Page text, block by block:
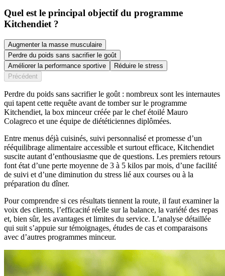
Quel est le principal objectif du programme
Kitchendiet ?
Augmenter la masse musculaire
Perdre du poids sans sacrifier le goût
Améliorer la performance sportive
Réduire le stress
Précédent
Perdre du poids sans sacrifier le goût : nombreux sont les internautes
qui tapent cette requête avant de tomber sur le programme
Kitchendiet, la box minceur créée par le chef étoilé Mauro
Colagreco et une équipe de diététiciennes diplômées.
Entre menus déjà cuisinés, suivi personnalisé et promesse d’un
rééquilibrage alimentaire accessible et surtout efficace, Kitchendiet
suscite autant d’enthousiasme que de questions. Les premiers retours
font état d’une perte moyenne de 3 à 5 kilos par mois, d’une facilité
de suivi et d’une diminution du stress lié aux courses ou à la
préparation du dîner.
Pour comprendre si ces résultats tiennent la route, il faut examiner la
voix des clients, l’efficacité réelle sur la balance, la variété des repas
et, bien sûr, les avantages et limites du service. L’analyse détaillée
qui suit s’appuie sur témoignages, études de cas et comparaisons
avec d’autres programmes minceur.